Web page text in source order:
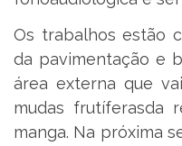
Os trabalhos estão
da pavimentação e
área externa que
mudas frutíferasda
manga. Na próxima